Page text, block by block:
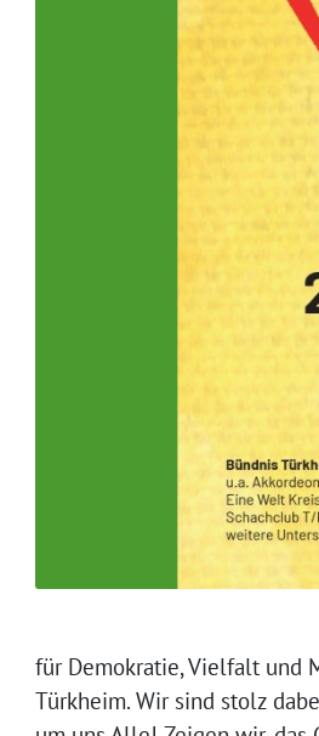
für Demokratie, Vielfalt und
Türkheim. Wir sind stolz